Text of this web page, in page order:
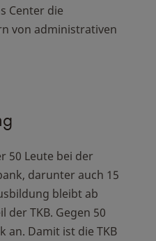
Center die
von administrativen
50 Leute bei der
darunter auch 15
bleibt ab
der TKB. Gegen 50
an. Damit ist die TKB